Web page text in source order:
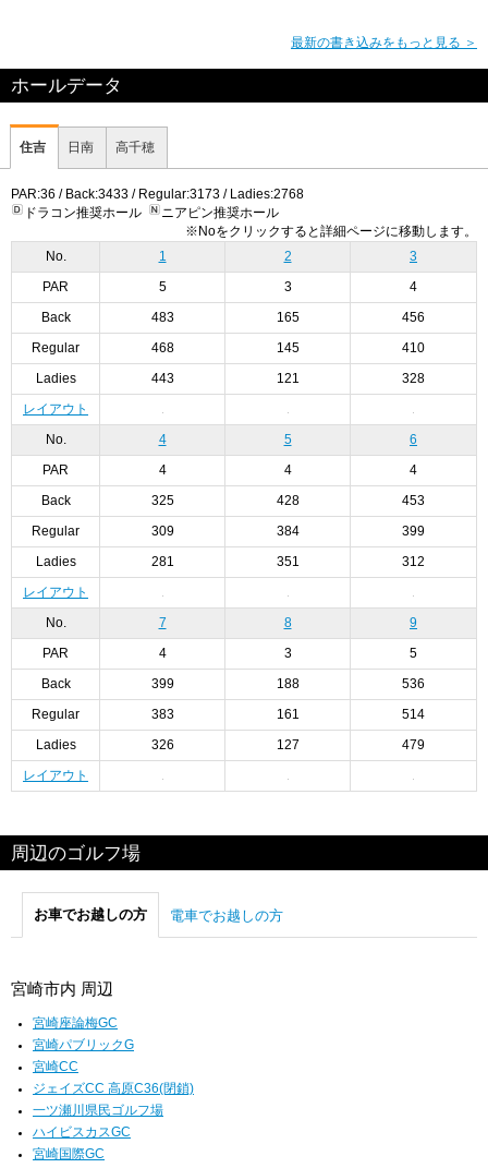
最新の書き込みをもっと見る ＞
ホールデータ
住吉 日南 高千穂
PAR:36 / Back:3433 / Regular:3173 / Ladies:2768
ドラコン推奨ホール
ニアピン推奨ホール
※Noをクリックすると詳細ページに移動します。
No.
1 2 3
PAR 5 3 4
Back 483 165 456
Regular 468 145 410
Ladies 443 121 328
レイアウト
No. 4 5 6
PAR 4 4 4
Back 325 428 453
Regular 309 384 399
Ladies 281 351 312
レイアウト
No. 7 8 9
PAR 4 3 5
Back 399 188 536
Regular 383 161 514
Ladies 326 127 479
レイアウト
周辺のゴルフ場
お車でお越しの方 電車でお越しの方
宮崎市内 周辺
宮崎座論梅GC
宮崎パブリックG
宮崎CC
ジェイズCC 高原C36(閉鎖)
一ツ瀬川県民ゴルフ場
ハイビスカスGC
宮崎国際GC